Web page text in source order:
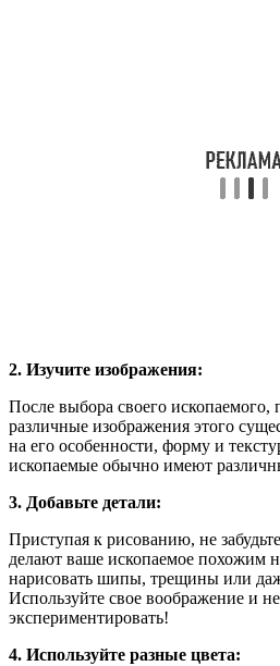
2. Изучите изображения:
После выбора своего ископаемого,
различные изображения этого
на его особенности, форму и
ископаемые обычно имеют
3. Добавьте детали:
Приступая к рисованию, не
делают ваше ископаемое похожим
нарисовать шипы, трещины или
Используйте свое воображение и
экспериментировать!
4. Используйте разные цвета: